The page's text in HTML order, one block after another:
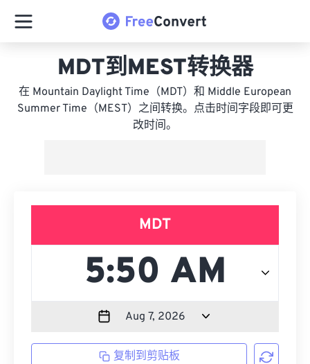
MDT到MEST转换器
在 Mountain Daylight Time（MDT）和 Middle European
Summer Time（MEST）之间转换。点击时间字段即可更
改时间。
MDT
复制到剪贴板